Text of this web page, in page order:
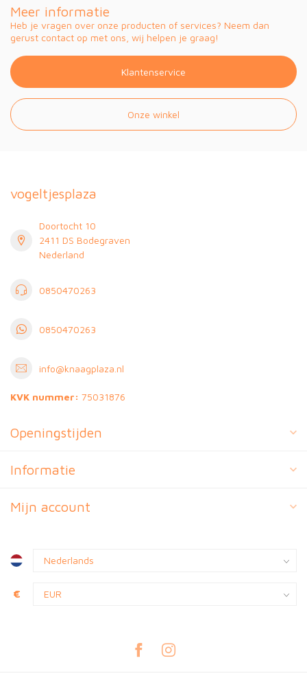
Meer informatie
Heb je vragen over onze producten of services? Neem dan
gerust contact op met ons, wij helpen je graag!
Klantenservice
Onze winkel
vogeltjesplaza
Doortocht 10
2411 DS Bodegraven
Nederland
0850470263
0850470263
info@knaagplaza.nl
KVK nummer: 75031876
Openingstijden
Informatie
Mijn account
€